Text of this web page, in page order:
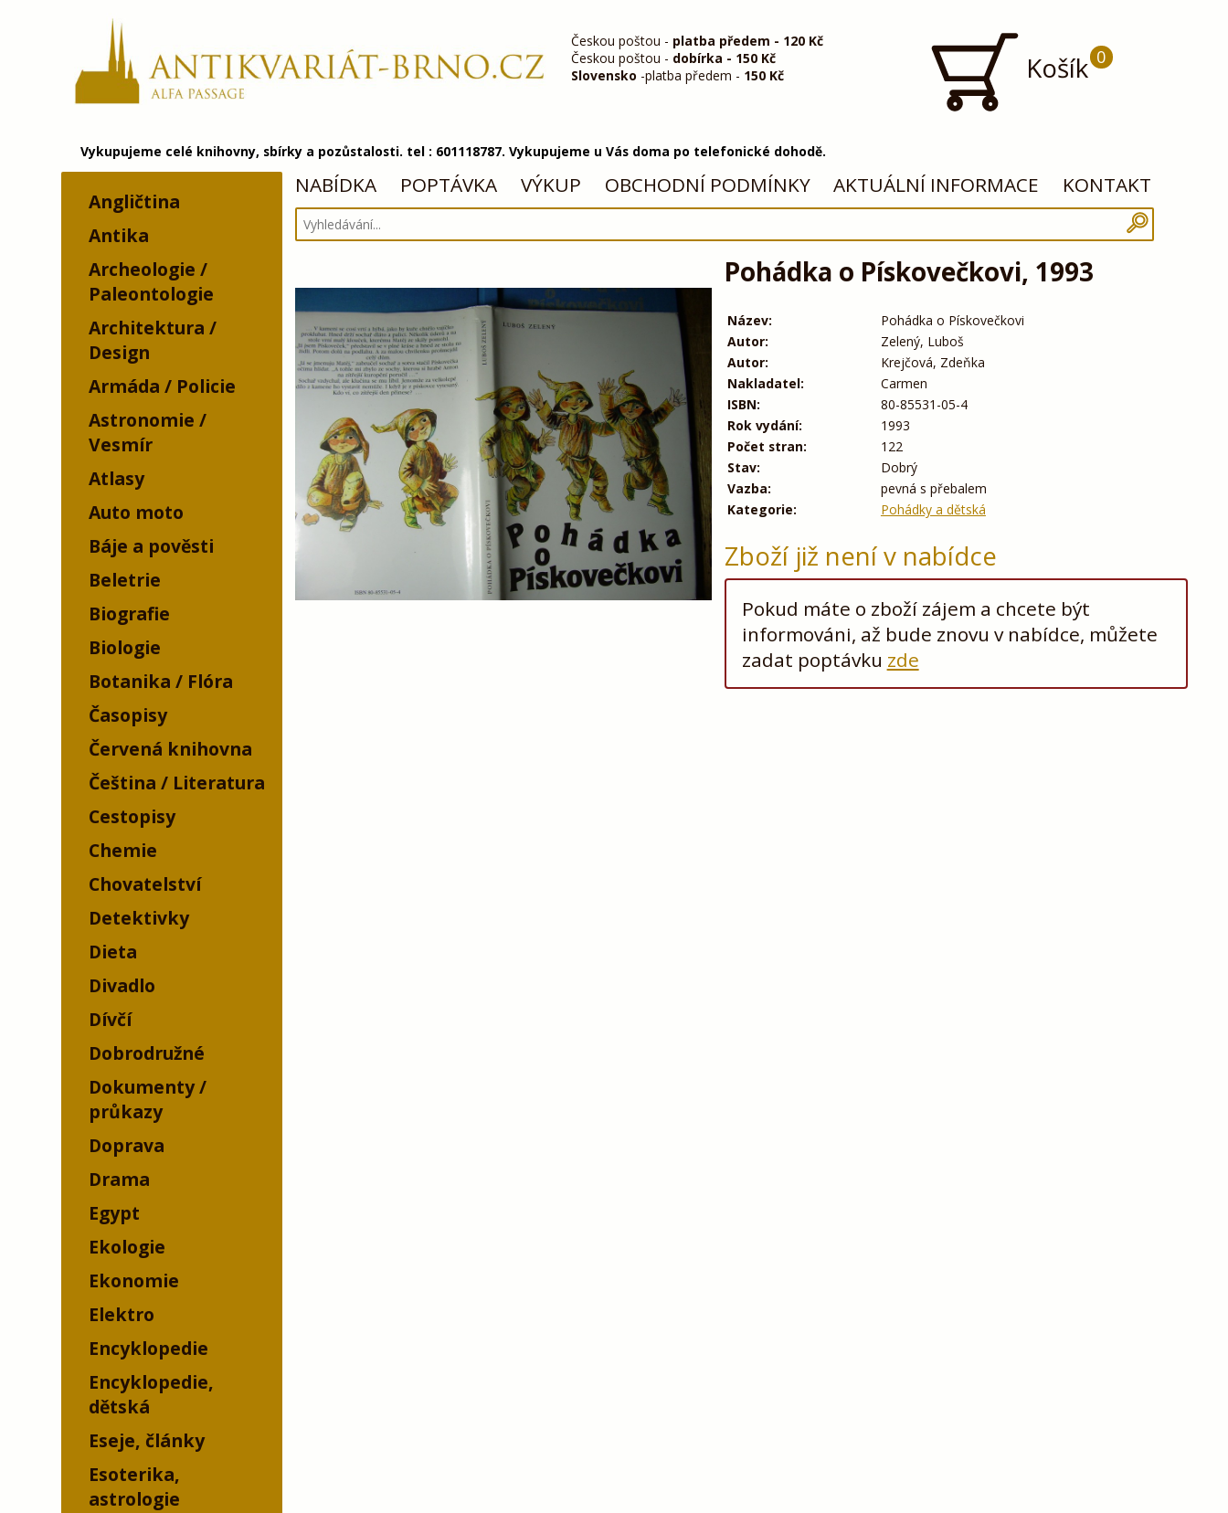
Českou poštou - platba předem - 120 Kč
Českou poštou - dobírka - 150 Kč
Slovensko -platba předem - 150 Kč Košík 0
Vykupujeme celé knihovny, sbírky a pozůstalosti. tel : 601118787. Vykupujeme u Vás doma po telefonické dohodě.
Angličtina
Antika
Archeologie /
Paleontologie
Architektura /
Design
Armáda / Policie
Astronomie /
Vesmír
Atlasy
Auto moto
Báje a pověsti
Beletrie
Biografie
Biologie
Botanika / Flóra
Časopisy
Červená knihovna
Čeština / Literatura
Cestopisy
Chemie
Chovatelství
Detektivky
Dieta
Divadlo
Dívčí
Dobrodružné
Dokumenty /
průkazy
Doprava
Drama
Egypt
Ekologie
Ekonomie
Elektro
Encyklopedie
Encyklopedie,
dětská
Eseje, články
Esoterika,
astrologie
NABÍDKA POPTÁVKA VÝKUP OBCHODNÍ PODMÍNKY AKTUÁLNÍ INFORMACE KONTAKT
Pohádka o Pískovečkovi, 1993
Název:
Pohádka o Pískovečkovi
Autor:
Zelený, Luboš
Autor:
Krejčová, Zdeňka
Nakladatel:
Carmen
ISBN:
80-85531-05-4
Rok vydání:
1993
Počet stran:
122
Stav:
Dobrý
Vazba:
pevná s přebalem
Kategorie:
Pohádky a dětská
Zboží již není v nabídce
Pokud máte o zboží zájem a chcete být
informováni, až bude znovu v nabídce, můžete
zadat poptávku zde